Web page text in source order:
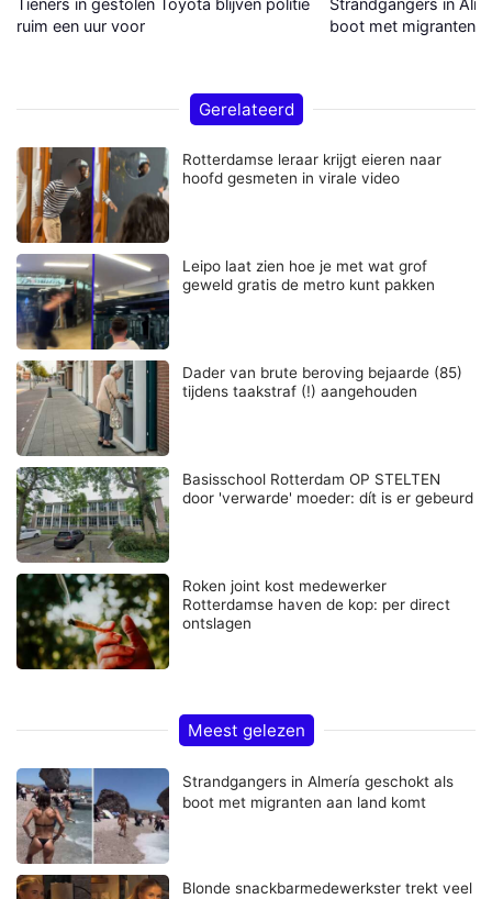
Tieners in gestolen Toyota blijven politie
ruim een uur voor
Strandgangers in
boot met migranten
Gerelateerd
Rotterdamse leraar krijgt eieren naar
hoofd gesmeten in virale video
Leipo laat zien hoe je met wat grof
geweld gratis de metro kunt pakken
Dader van brute beroving bejaarde (85)
tijdens taakstraf (!) aangehouden
Basisschool Rotterdam OP STELTEN
door 'verwarde' moeder: dít is er gebeurd
Roken joint kost medewerker
Rotterdamse haven de kop: per direct
ontslagen
Meest gelezen
Strandgangers in Almería geschokt als
boot met migranten aan land komt
Blonde snackbarmedewerkster trekt veel